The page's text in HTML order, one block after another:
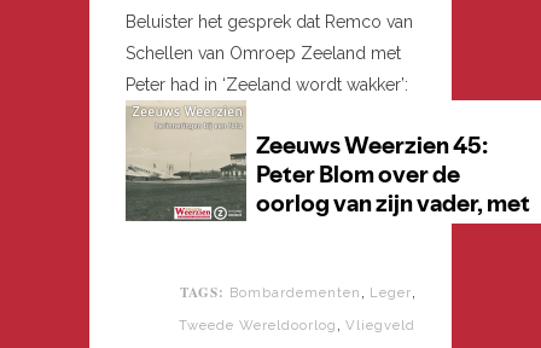
Beluister het gesprek dat Remco van
Schellen van Omroep Zeeland met
Peter had in ‘Zeeland wordt wakker’:
TAGS: Bombardementen , Leger,
Tweede Wereldoorlog , Vliegveld